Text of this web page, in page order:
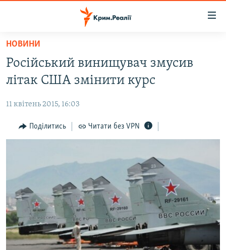
Перейти
основного
матеріалу
до
навігації
Перейти
ПОЛІТИКА
БЛОГИ
ВСЕ ЗА ДЕНЬ
СПЕЦПРОЕКТИ
ДЕПОРТАЦІЯ
ВІДЕОУРОКИ «ELIFBE»
ЯК ОБІЙТИ БЛОКУВАННЯ
Русский
НОВИНИ
Російський винищувач змусив
літак США змінити курс
11 квітень 2015, 16:03
Поділитись Читати без VPN